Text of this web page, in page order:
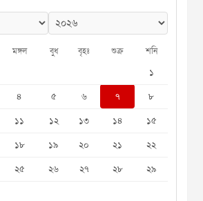
মঙ্গল বুধ বৃহঃ শুক্র শনি
১
৪ ৫ ৬ ৭
৮
১১ ১২ ১৩ ১৪
১৫
১৮ ১৯ ২০ ২১
২২
২৫ ২৬ ২৭ ২৮
২৯